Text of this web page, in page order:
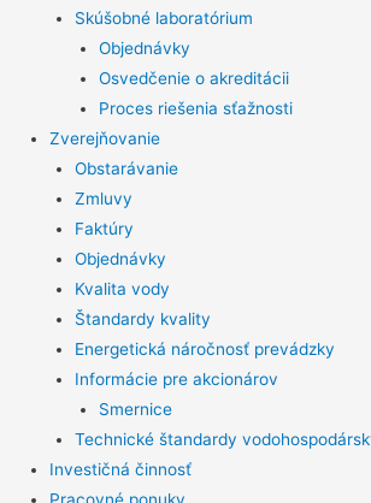
Skúšobné laboratórium
Objednávky
Osvedčenie o akreditácii
Proces riešenia sťažnosti
Zverejňovanie
Obstarávanie
Zmluvy
Faktúry
Objednávky
Kvalita vody
Štandardy kvality
Energetická náročnosť prevádzky
Informácie pre akcionárov
Smernice
Technické štandardy
Investičná činnosť